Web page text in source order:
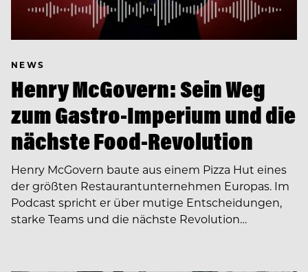
NEWS
Henry McGovern: Sein Weg
zum Gastro-Imperium und die
nächste Food-Revolution
Henry McGovern baute aus einem Pizza Hut eines
der größten Restaurantunternehmen Europas. Im
Podcast spricht er über mutige Entscheidungen,
starke Teams und die nächste Revolution…